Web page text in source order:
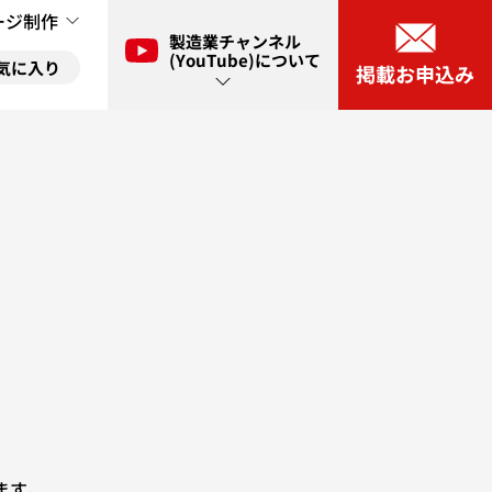
ジ制作
に入り
製造業チャンネル
(YouTube)について
掲載お申込み